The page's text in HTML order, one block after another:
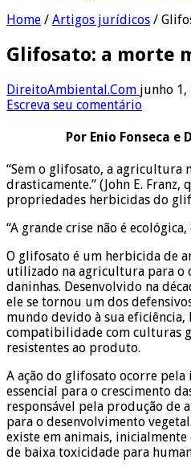
Home / Artigos jurídicos /
Glifosato: a morte
DireitoAmbiental.Com junho 1,
Escreva seu comentário
Por Enio Fonseca e
“Sem o glifosato, a agricultura
drasticamente.” (John E.
propriedades herbicidas do
“A grande crise não é
O glifosato é um herbicida de
utilizado na agricultura para o
daninhas. Desenvolvido na
ele se tornou um dos
mundo devido à sua eficiência,
compatibilidade com culturas
resistentes ao produto.
A ação do glifosato ocorre
essencial para o crescimento
responsável pela produção de
para o desenvolvimento
existe em animais,
de baixa toxicidade para